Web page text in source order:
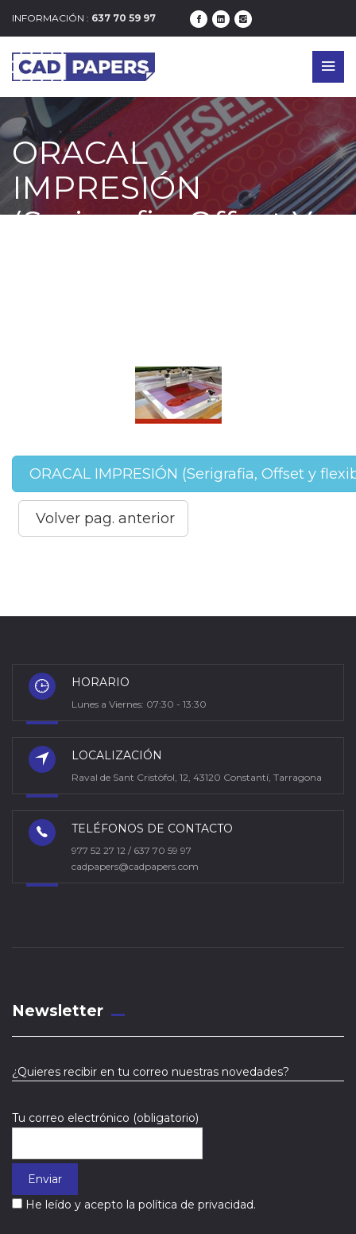
INFORMACIÓN : 637 70 59 97
ORACAL
IMPRESIÓN
(Serigrafia, Offset Y
ORACAL IMPRESIÓN (Serigrafia, Offset y
Volver pag. anterior
HORARIO
Lunes a Viernes: 07:30 - 13:30
LOCALIZACIÓN
Raval de Sant Cristòfol, 12, 43120 Constantí, Tarragona
TELÉFONOS DE CONTACTO
977 52 27 12 / 637 70 59 97
cadpapers@cadpapers.com
Newsletter
¿Quieres recibir en tu correo nuestras novedades?
Tu correo electrónico (obligatorio)
He leído y acepto la política de privacidad.